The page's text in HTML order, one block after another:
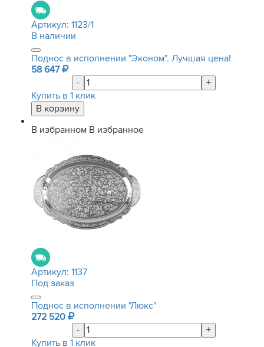
Артикул: 1123/1
В наличии
Поднос в исполнении "Эконом". Лучшая цена!
58 647
-
+
Купить в 1 клик
В избранном В избранное
Артикул: 1137
Под заказ
Поднос в исполнении "Люкс"
272 520
-
+
Купить в 1 клик